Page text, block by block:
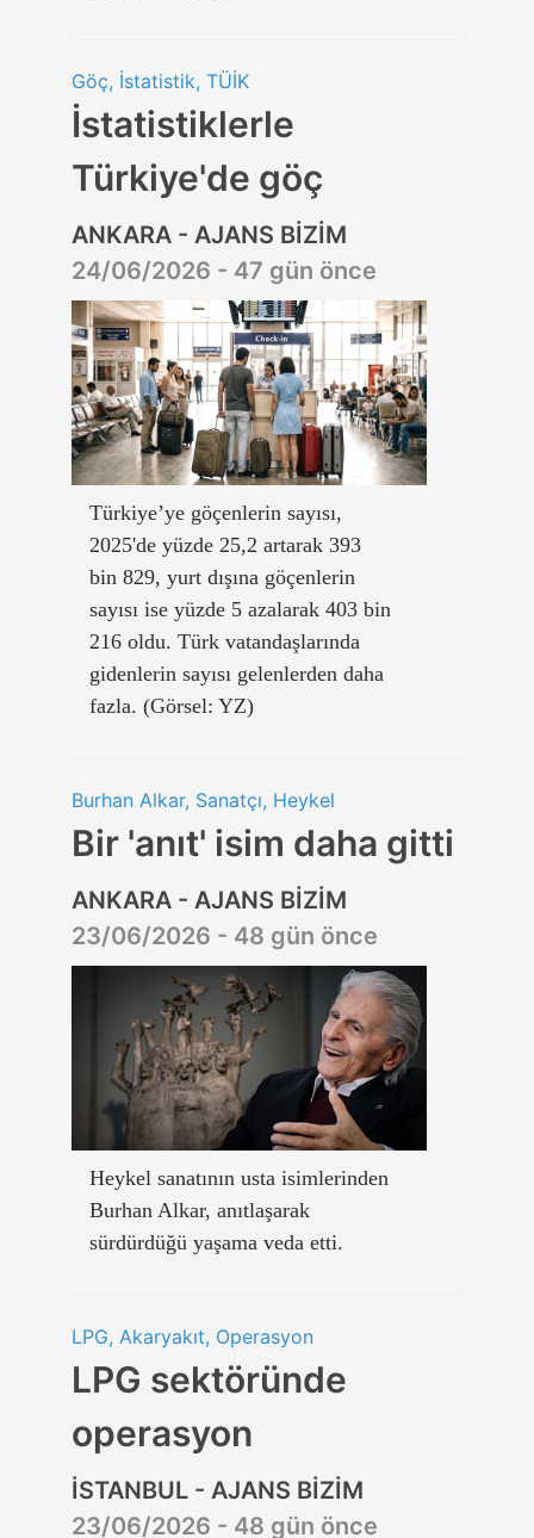
Göç, İstatistik, TÜİK
İstatistiklerle
Türkiye'de göç
ANKARA - AJANS BİZİM
24/06/2026 - 47 gün önce
Türkiye’ye göçenlerin sayısı,
2025'de yüzde 25,2 artarak 393
bin 829, yurt dışına göçenlerin
sayısı ise yüzde 5 azalarak 403 bin
216 oldu. Türk vatandaşlarında
gidenlerin sayısı gelenlerden daha
fazla. (Görsel: YZ)
Burhan Alkar, Sanatçı, Heykel
Bir 'anıt' isim daha gitti
ANKARA - AJANS BİZİM
23/06/2026 - 48 gün önce
Heykel sanatının usta isimlerinden
Burhan Alkar, anıtlaşarak
sürdürdüğü yaşama veda etti.
LPG, Akaryakıt, Operasyon
LPG sektöründe
operasyon
İSTANBUL - AJANS BİZİM
23/06/2026 - 48 gün önce